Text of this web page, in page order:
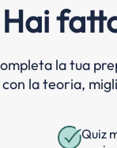
Hai
la tua
con la teoria,
Quiz